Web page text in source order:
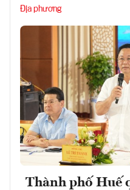
Địa phương
Thành phố Huế